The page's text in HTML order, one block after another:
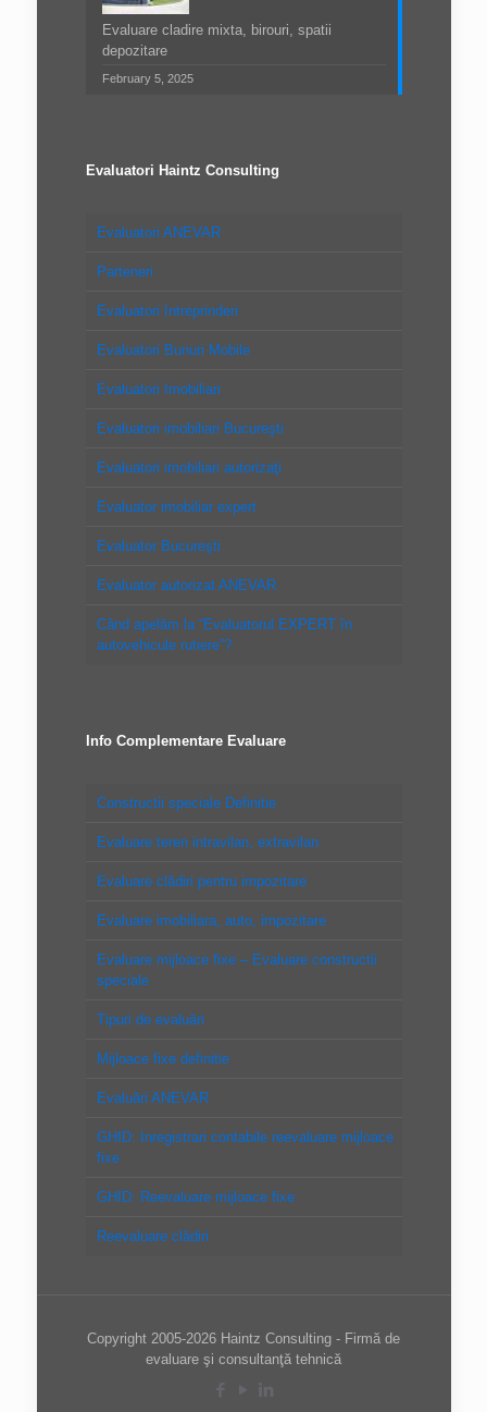
Evaluare cladire mixta, birouri, spatii
depozitare
February 5, 2025
Evaluatori Haintz Consulting
Evaluatori ANEVAR
Parteneri
Evaluatori Intreprinderi
Evaluatori Bunuri Mobile
Evaluatori Imobiliari
Evaluatori imobiliari Bucureşti
Evaluatori imobiliari autorizaţi
Evaluator imobiliar expert
Evaluator Bucureşti
Evaluator autorizat ANEVAR
Când apelăm la “Evaluatorul EXPERT în
autovehicule rutiere”?
Info Complementare Evaluare
Constructii speciale Definitie
Evaluare teren intravilan, extravilan
Evaluare clădiri pentru impozitare
Evaluare imobiliara, auto, impozitare
Evaluare mijloace fixe – Evaluare constructii
speciale
Tipuri de evaluări
Mijloace fixe definitie
Evaluări ANEVAR
GHID: Inregistrari contabile reevaluare mijloace
fixe
GHID: Reevaluare mijloace fixe
Reevaluare clădiri
Copyright 2005-2026 Haintz Consulting - Firmă de
evaluare şi consultanţă tehnică